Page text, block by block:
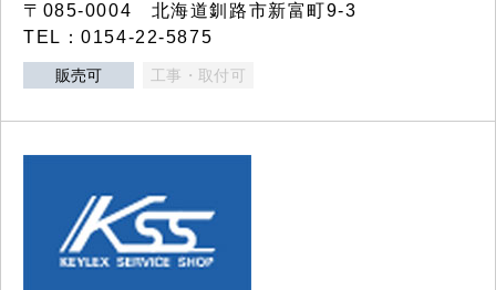
〒085-0004 北海道釧路市新富町9-3
TEL：0154-22-5875
販売可 工事・取付可